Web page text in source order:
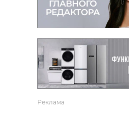
Реклама